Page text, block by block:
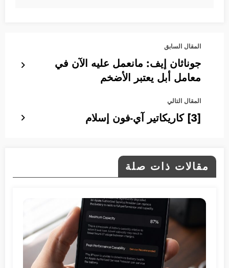
المقال السابق
جوناثان إيف: مانعمل عليه الآن في
معامل أبل يعتبر الأضخم
المقال التالي
[3] كاريكاتير آي-فون إسلام
مقالات ذات صلة